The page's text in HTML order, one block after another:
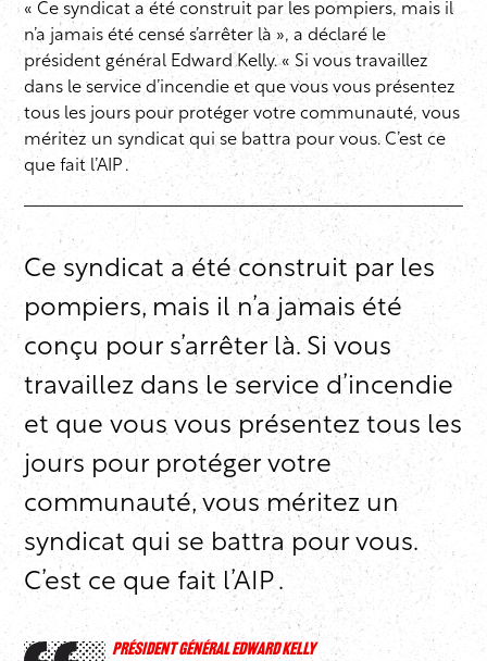
« Ce syndicat a été construit par les pompiers, mais il
n’a jamais été censé s’arrêter là », a déclaré le
président général Edward Kelly. « Si vous travaillez
dans le service d’incendie et que vous vous présentez
tous les jours pour protéger votre communauté, vous
méritez un syndicat qui se battra pour vous. C’est ce
que fait l’AIP .
Ce syndicat a été construit par les
pompiers, mais il n’a jamais été
conçu pour s’arrêter là. Si vous
travaillez dans le service d’incendie
et que vous vous présentez tous les
jours pour protéger votre
communauté, vous méritez un
syndicat qui se battra pour vous.
C’est ce que fait l’AIP .
PRÉSIDENT GÉNÉRAL EDWARD KELLY